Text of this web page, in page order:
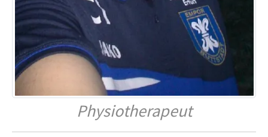
Physiotherapeut